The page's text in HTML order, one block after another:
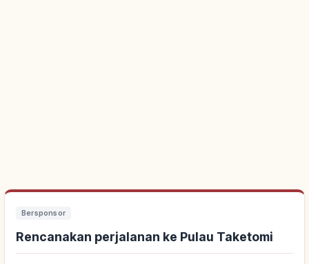
Bersponsor
Rencanakan perjalanan ke Pulau Taketomi